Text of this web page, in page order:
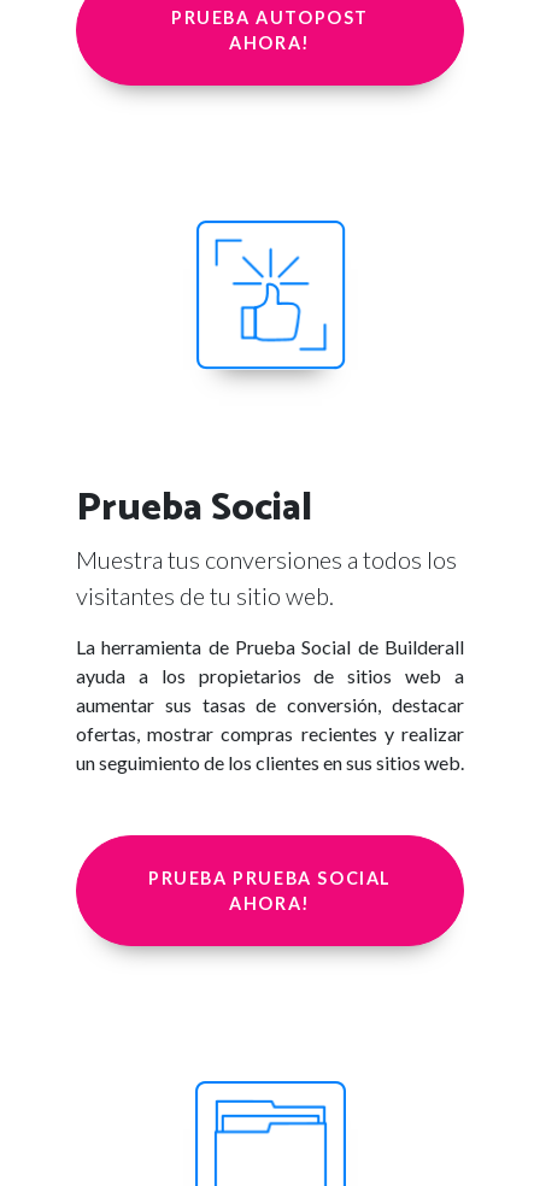
PRUEBA AUTOPOST
AHORA!
Prueba Social
Muestra tus conversiones a todos los
visitantes de tu sitio web.
La herramienta de Prueba Social de Builderall
ayuda a los propietarios de sitios web a
aumentar sus tasas de conversión, destacar
ofertas, mostrar compras recientes y realizar
un seguimiento de los clientes en sus sitios web.
PRUEBA PRUEBA SOCIAL
AHORA!